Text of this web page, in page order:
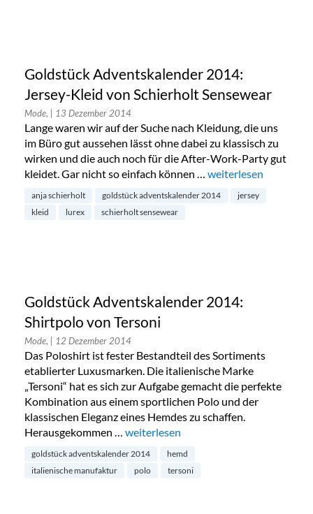
Goldstück Adventskalender 2014:
Jersey-Kleid von Schierholt Sensewear
Mode, | 13 Dezember 2014
Lange waren wir auf der Suche nach Kleidung, die uns
im Büro gut aussehen lässt ohne dabei zu klassisch zu
wirken und die auch noch für die After-Work-Party gut
kleidet. Gar nicht so einfach können … „Goldstück
weiterlesen
anja schierholt goldstück adventskalender 2014
jersey
kleid
lurex schierholt sensewear
Goldstück Adventskalender 2014:
Shirtpolo von Tersoni
Mode, | 12 Dezember 2014
Das Poloshirt ist fester Bestandteil des Sortiments
etablierter Luxusmarken. Die italienische Marke
„Tersoni“ hat es sich zur Aufgabe gemacht die perfekte
Kombination aus einem sportlichen Polo und der
klassischen Eleganz eines Hemdes zu schaffen.
Herausgekommen … „Goldstück Adventskalender 2014:
weiterlesen
goldstück adventskalender 2014
hemd
italienische manufaktur
polo tersoni